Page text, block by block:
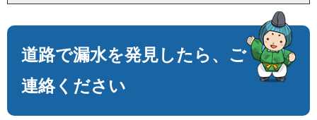
文
道路で漏水を発見したら、ご
連絡ください